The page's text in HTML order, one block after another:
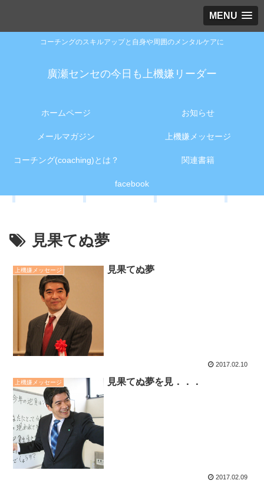
MENU
コーチングのスキルアップと自身や周囲のメンタルケアに
廣瀬センセの今日も上機嫌リーダー
ホームページ お知らせ
メールマガジン 上機嫌メッセージ
コーチング(coaching)とは？ 関連書籍
facebook
見果てぬ夢
上機嫌メッセージ 見果てぬ夢
2017.02.10
上機嫌メッセージ 見果てぬ夢を見．．．
2017.02.09